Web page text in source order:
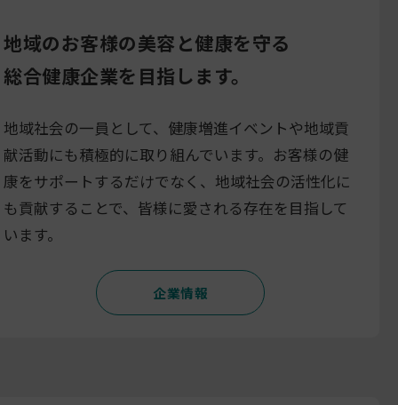
地域のお客様の美容と健康を守る
総合健康企業を目指します。
地域社会の一員として、健康増進イベントや地域貢
献活動にも積極的に取り組んでいます。お客様の健
康をサポートするだけでなく、地域社会の活性化に
も貢献することで、皆様に愛される存在を目指して
います。
企業情報